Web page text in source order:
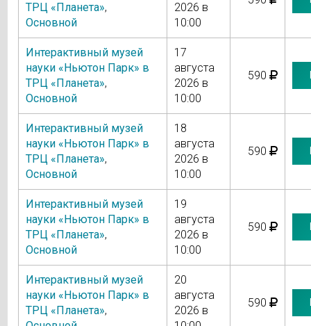
ТРЦ «Планета»,
Основной
2026 в
10:00
Интерактивный музей
науки «Ньютон Парк» в
ТРЦ «Планета»,
Основной
17
августа
2026 в
10:00
590
Интерактивный музей
науки «Ньютон Парк» в
ТРЦ «Планета»,
Основной
18
августа
2026 в
10:00
590
Интерактивный музей
науки «Ньютон Парк» в
ТРЦ «Планета»,
Основной
19
августа
2026 в
10:00
590
Интерактивный музей
науки «Ньютон Парк» в
ТРЦ «Планета»,
20
августа
2026 в
590